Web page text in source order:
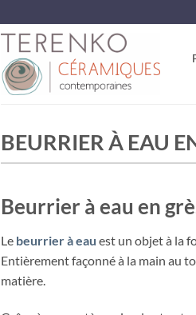
BEURRIER À EAU
Beurrier à eau en
Le beurrier à eau est un objet à la
Entièrement façonné à la main au
matière.